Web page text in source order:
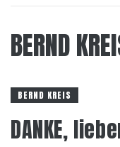
BERND
BERND KREIS
DANKE,